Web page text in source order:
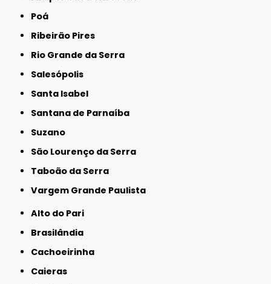
Poá
Ribeirão Pires
Rio Grande da Serra
Salesópolis
Santa Isabel
Santana de Parnaíba
Suzano
São Lourenço da Serra
Taboão da Serra
Vargem Grande Paulista
Alto do Pari
Brasilândia
Cachoeirinha
Caieras